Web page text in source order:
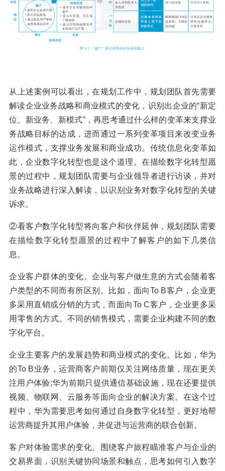
从上述案例可以看出，在规划工作中，规划团队首先需要
解读企业业务战略和商业模式的变化，识别出企业的“新定
位、新业务、新模式”，再思考通过什么样的变革来支撑业
务战略目标的达成，进而通过一系列变革项目来改变业务
运作模式，支撑业务发展和商业成功。传统信息化变革如
此，企业数字化转型也是这个道理。在描绘数字化转型愿
景的过程中，规划团队需要与企业领导者进行访谈，并对
业务战略进行深入解读，以识别业务对数字化转型的关键
诉求。
②看客户数字化转型将向客户和伙伴延伸，规划团队需要
在描绘数字化转型愿景的过程中了解客户的如下几类信
息。
企业客户群体的变化。企业与客户做生意的方式会随着客
户类型的不同而有所区别。比如，面向To B客户，企业更
多采用直销或分销的方式，而面向To C客户，企业更多采
用零售的方式。不同的销售模式，需要企业构建不同的数
字化平台。
企业主要客户的发展趋势和商业模式的变化。比如，华为
的To B业务，运营商客户前期仅关注网络质量，现在更关
注用户体验;华为前期只提供通信基础设施，现在还要提供
视频、物联网、云服务等面向企业的解决方案。在这个过
程中，华为需要思考如何通过自身数字化转型，更好地帮
运营商提升其用户体验，并促进与运营商的联合创新。
客户对体验需求的变化。围绕客户旅程瞄准客户与企业的
交易界面，识别关键协同场景和触点，思考如何引入数字